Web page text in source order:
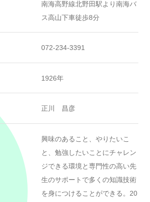
南海高野線北野田駅より南海バ
ス高山下車徒歩8分
072-234-3391
1926年
正川 昌彦
興味のあること、やりたいこ
と、勉強したいことにチャレン
ジできる環境と専門性の高い先
生のサポートで多くの知識技術
を身につけることができる。20